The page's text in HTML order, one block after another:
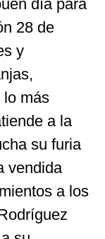
día para
28 de
y
lo más
a la
su furia
vendida
a los